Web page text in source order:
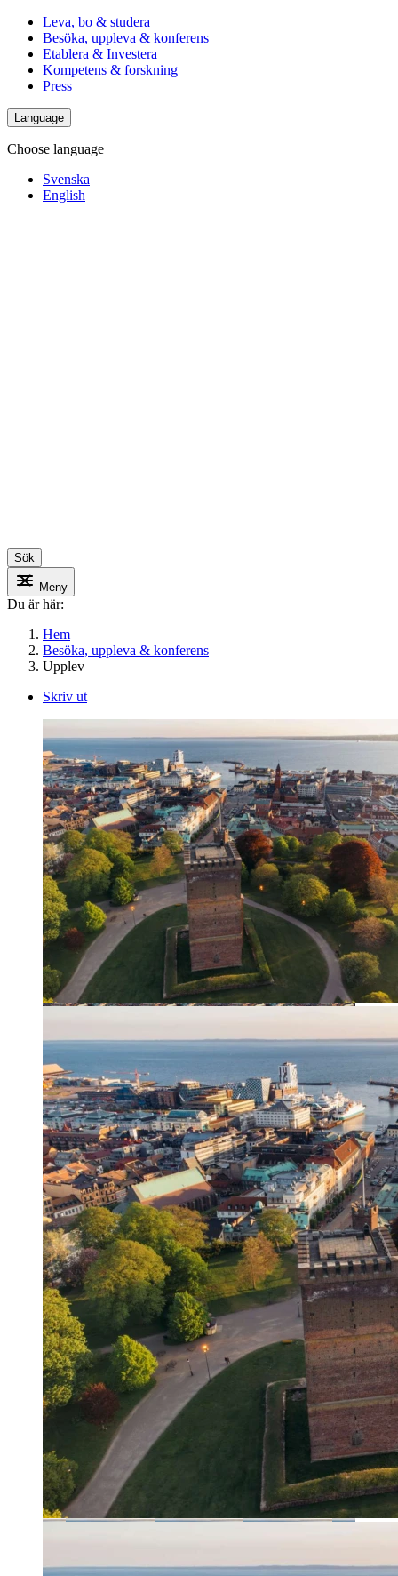
Leva, bo & studera
Besöka, uppleva & konferens
Etablera & Investera
Kompetens & forskning
Press
Language
Choose language
Svenska
English
Sök
Meny
Du är här:
Hem
Besöka, uppleva & konferens
Upplev
Skriv ut